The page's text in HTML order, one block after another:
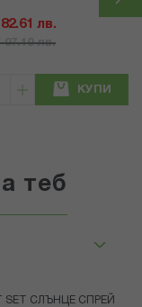
лв.
97.19 лв.
КУПИ
теб
SET СЛЪНЦЕ СПРЕЙ